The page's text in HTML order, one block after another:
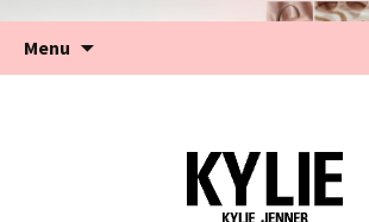
Menu